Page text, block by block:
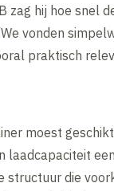
hij hoe snel
vonden
praktisch
moest
die